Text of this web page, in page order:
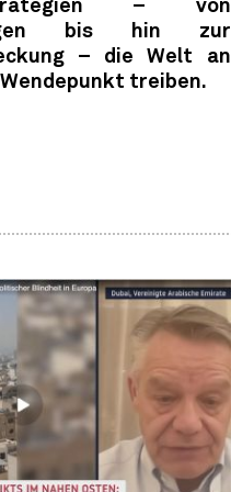
– von
bis hin zur
– die Welt an
treiben.